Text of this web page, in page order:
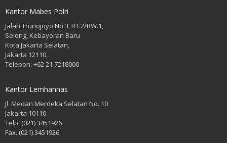
Kantor Mabes Polri
Jalan Trunojoyo No.3, RT.2/RW.1,
Selong, Kebayoran Baru
Kota Jakarta Selatan,
Jakarta 12110,
Telepon: +62 21 7218000
Kantor Lemhannas
Jl. Medan Merdeka Selatan No. 10
Jakarta 10110
Telp. (021) 3451926
Fax. (021) 3451926